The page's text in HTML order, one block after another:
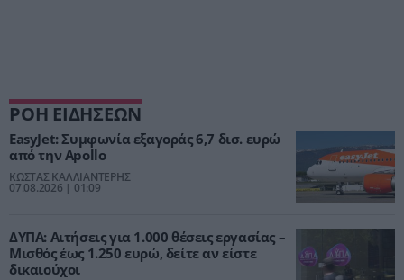
ΡΟΗ ΕΙΔΗΣΕΩΝ
EasyJet: Συμφωνία εξαγοράς 6,7 δισ. ευρώ
από την Apollo
ΚΩΣΤΑΣ ΚΑΛΛΙΑΝΤΕΡΗΣ
07.08.2026 | 01:09
ΔΥΠΑ: Αιτήσεις για 1.000 θέσεις εργασίας –
Μισθός έως 1.250 ευρώ, δείτε αν είστε
δικαιούχοι